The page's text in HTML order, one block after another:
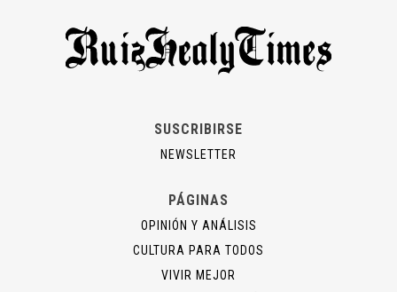
SUSCRIBIRSE
NEWSLETTER
PÁGINAS
OPINIÓN Y ANÁLISIS
CULTURA PARA TODOS
VIVIR MEJOR